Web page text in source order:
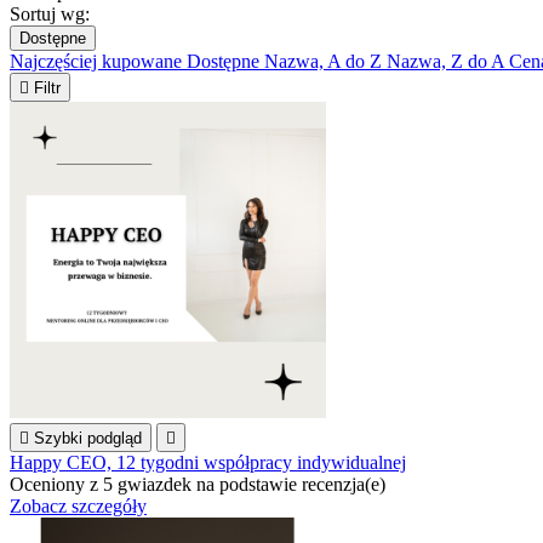
Sortuj wg:
Dostępne
Najczęściej kupowane Dostępne Nazwa, A do Z Nazwa, Z do A
 Filtr
 Szybki podgląd 
Happy CEO, 12 tygodni współpracy indywidualnej
Oceniony z 5 gwiazdek na podstawie recenzja(e)
Zobacz szczegóły